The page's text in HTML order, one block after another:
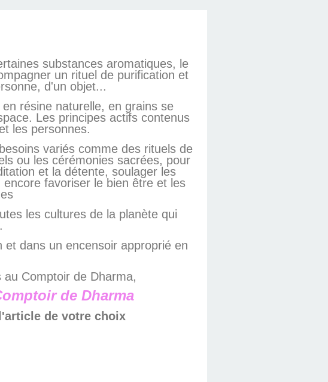
substances aromatiques, le
un rituel de purification et
d'un objet...
résine naturelle, en grains se
Les principes actifs contenus
les personnes.
variés comme des rituels de
ou les cérémonies sacrées, pour
et la détente, soulager les
favoriser le bien être et les
les cultures de la planète qui
dans un encensoir approprié en
Comptoir de Dharma,
de Dharma
de votre choix